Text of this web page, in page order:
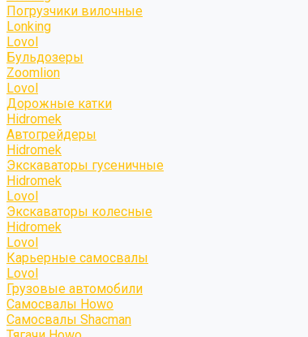
Погрузчики вилочные
Lonking
Lovol
Бульдозеры
Zoomlion
Lovol
Дорожные катки
Hidromek
Автогрейдеры
Hidromek
Экскаваторы гусеничные
Hidromek
Lovol
Экскаваторы колесные
Hidromek
Lovol
Карьерные самосвалы
Lovol
Грузовые автомобили
Самосвалы Howo
Самосвалы Shacman